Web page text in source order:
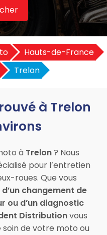
Hauts-de-France
Trelon
à Trelon
à Trelon? Nous
pour l’entretien
roues. Que vous
changement de
ou d’un diagnostic
Distributionvous
de votre moto ou